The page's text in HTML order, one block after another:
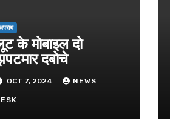
के मोबाइल दो
दबोचे
OCT 7, 2024 NEWS